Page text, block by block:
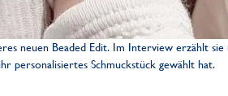
neuen Beaded Edit. Im Interview erzählt
personalisiertes Schmuckstück gewählt hat.